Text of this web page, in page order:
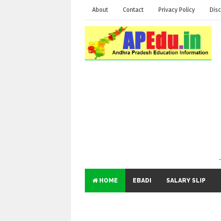
About Contact Privacy Policy
HOME EBADI SALARY SLIP